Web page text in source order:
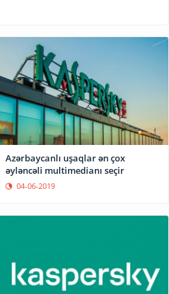
Azərbaycanlı uşaqlar ən çox
əyləncəli multimedianı seçir
04-06-2019